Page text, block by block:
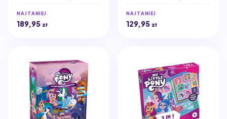
NAJTANIEJ
189,95 zł
NAJTANIEJ
129,95 zł